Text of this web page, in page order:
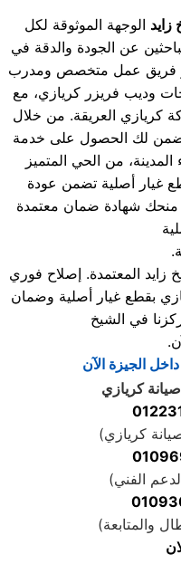
زايد الوجهة الموثوقة لكل
عن الجودة والدقة في
فريق عمل متخصص ومدرب
وديب فريزر كريازي، مع
كريازي العريقة. من خلال
لك الحصول على خدمة
من الحي المتميز
غيار أصلية تضمن عودة
منحك شهادة ضمان معتمدة
زايد المعتمدة. إصلاح فوري
بقطع غيار أصلية وضمان
في الشيخ
الجيزة الآن
كريازي
كريازي)
الفني)
والمتابعة)